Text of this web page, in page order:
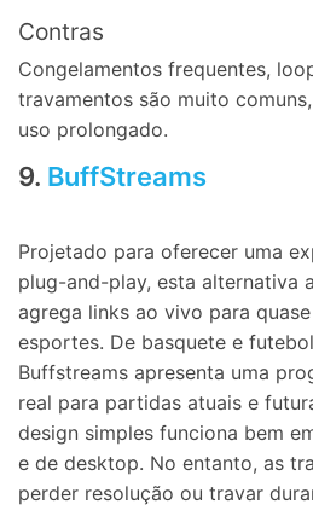
Contras
Congelamentos frequentes,
travamentos são muito
uso prolongado.
9. BuffStreams
Projetado para oferecer uma
plug-and-play, esta alternativa
agrega links ao vivo para
esportes. De basquete e
Buffstreams apresenta uma
real para partidas atuais e
design simples funciona bem
e de desktop. No entanto, as
perder resolução ou travar